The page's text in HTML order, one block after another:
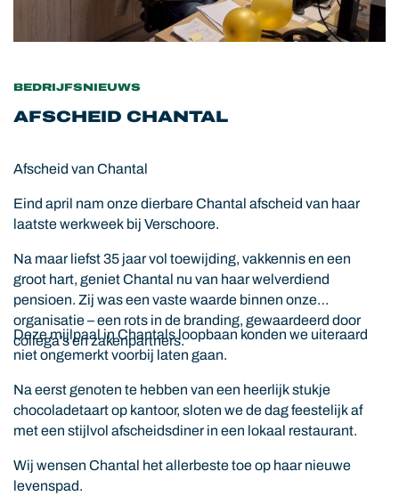
BEDRIJFSNIEUWS
AFSCHEID CHANTAL
Afscheid van Chantal
Eind april nam onze dierbare Chantal afscheid van haar
laatste werkweek bij Verschoore.
Na maar liefst 35 jaar vol toewijding, vakkennis en een
groot hart, geniet Chantal nu van haar welverdiend
pensioen. Zij was een vaste waarde binnen onze
organisatie – een rots in de branding, gewaardeerd door
collega’s en zakenpartners.
Deze mijlpaal in Chantals loopbaan konden we uiteraard
niet ongemerkt voorbij laten gaan.
Na eerst genoten te hebben van een heerlijk stukje
chocoladetaart op kantoor, sloten we de dag feestelijk af
met een stijlvol afscheidsdiner in een lokaal restaurant.
Wij wensen Chantal het allerbeste toe op haar nieuwe
levenspad.